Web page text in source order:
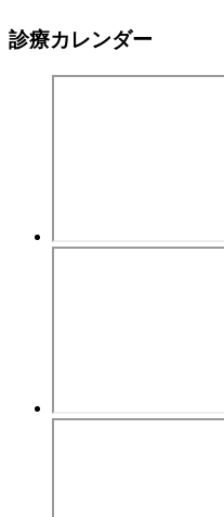
診療カレンダー